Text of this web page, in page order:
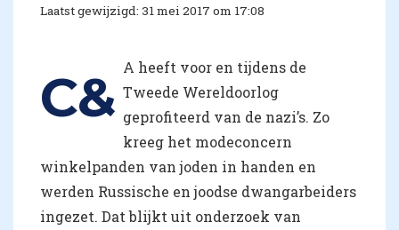
Laatst gewijzigd: 31 mei 2017 om 17:08
C& A heeft voor en tijdens de
Tweede Wereldoorlog
geprofiteerd van de nazi’s. Zo
kreeg het modeconcern
winkelpanden van joden in handen en
werden Russische en joodse dwangarbeiders
ingezet. Dat blijkt uit onderzoek van